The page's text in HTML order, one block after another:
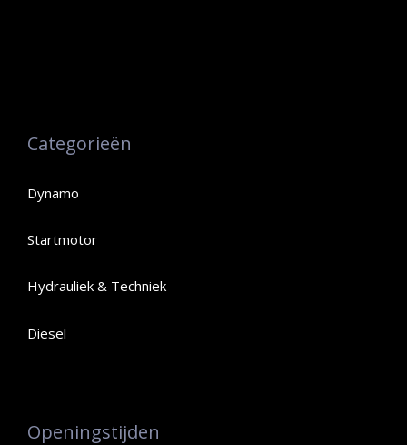
Categorieën
Dynamo
Startmotor
Hydrauliek & Techniek
Diesel
Openingstijden